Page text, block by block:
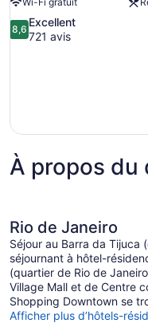
8.6
sur
8,6
Excellent
721 avis
À propos du
Rio de Janeiro
Séjour au Barra da Tijuca
séjournant à hôtel-
(quartier de Rio de
Village Mall et de Centre
Shopping Downtown se
Afficher plus d’hôtels-